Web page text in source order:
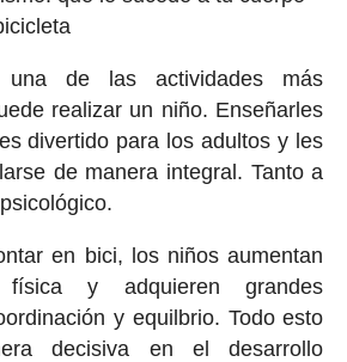
de las actividades más
realizar un niño. Enseñarles
divertido para los adultos y les
de manera integral. Tanto a
en bici, los niños aumentan
y adquieren grandes
y equilbrio. Todo esto
decisiva en el desarrollo